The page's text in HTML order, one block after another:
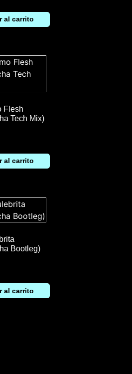
al carrito
Flesh
Tech Mix)
al carrito
Bootleg)
al carrito